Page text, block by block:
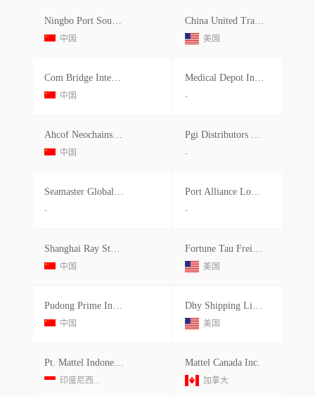
Ningbo Port Southeast Logistics Gro
中国
China United Transport, Inc.
美国
Com Bridge International Company Li
中国
Medical Depot Incorporated
-
Ahcof Neochains Holdings
中国
Pgi Distributors Corp
-
Seamaster Global Forwarding (shanghai) Limited
-
Port Alliance Logistics International Inc.
-
Shanghai Ray Stars Logistics Compan
中国
Fortune Tau Freight Forwarding Inc.
美国
Pudong Prime International Logistics,inc.
中国
Dhy Shipping Line Inc.
美国
Pt. Mattel Indonesia
印度尼西...
Mattel Canada Inc.
加拿大